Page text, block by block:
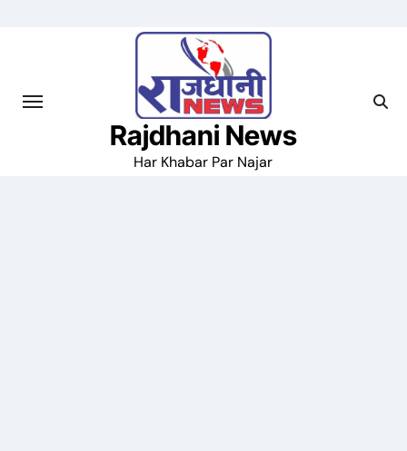
Rajdhani News
Har Khabar Par Najar